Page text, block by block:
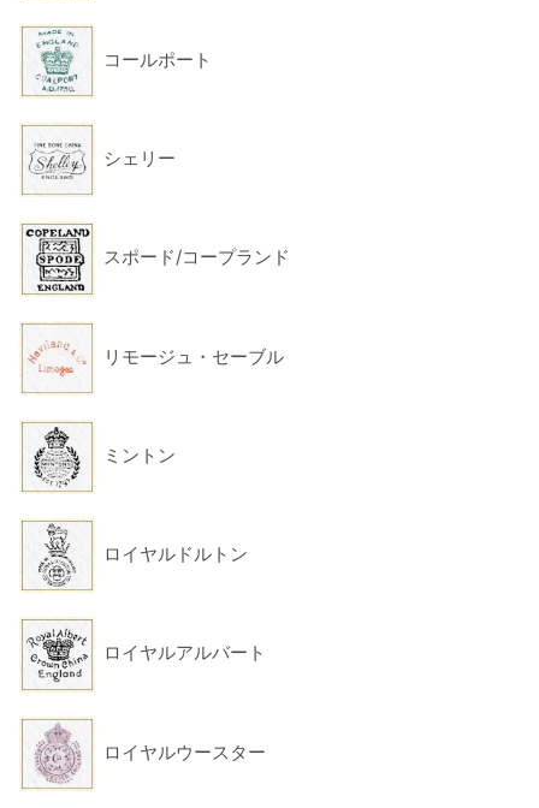
コールポート
シェリー
スポード/コープランド
リモージュ・セーブル
ミントン
ロイヤルドルトン
ロイヤルアルバート
ロイヤルウースター